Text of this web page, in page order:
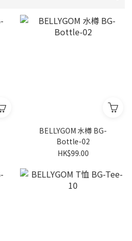
BELLYGOM 水樽 BG-
Bottle-02
HK$99.00